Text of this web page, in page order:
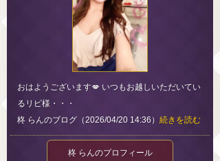
おはようございます💋 いつもお越しいただいてい
るリピ様・・・
柊 らんのブログ（2026/04/20 14:36） 続きを読む
柊 らんのプロフィール